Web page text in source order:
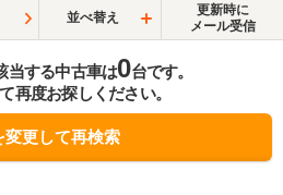
並べ替え
更新時に
メール受信
当する中古車は0台です。
再度お探しください。
変更して再検索